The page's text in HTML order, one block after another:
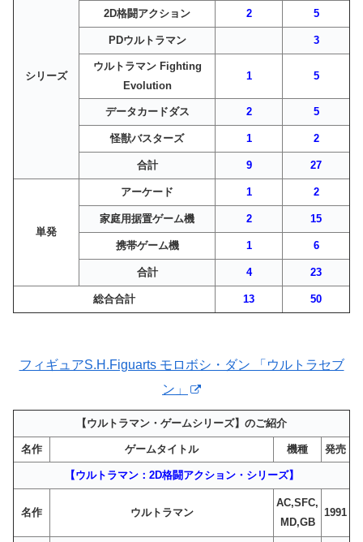
シリーズ
2D格闘アクション 2 5
PDウルトラマン 3
ウルトラマン Fighting
Evolution
1 5
データカードダス 2 5
怪獣バスターズ 1 2
合計 9 27
単発
アーケード 1 2
家庭用据置ゲーム機 2 15
携帯ゲーム機 1 6
合計 4 23
総合合計 13 50
フィギュアS.H.Figuarts モロボシ・ダン 「ウルトラセブ
ン」
【ウルトラマン・ゲームシリーズ】のご紹介
名作 ゲームタイトル 機種 発売
【ウルトラマン：2D格闘アクション・シリーズ】
名作 ウルトラマン
AC,SFC,
MD,GB
1991